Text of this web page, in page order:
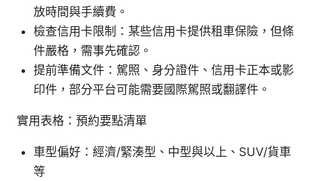
放時間與手續費。
檢查信用卡限制：某些信用卡提供租車保險，但條
件嚴格，需事先確認。
提前準備文件：駕照、身分證件、信用卡正本或影
印件，部分平台可能需要國際駕照或翻譯件。
實用表格：預約要點清單
車型偏好：經濟/緊湊型、中型與以上、SUV/貨車
等